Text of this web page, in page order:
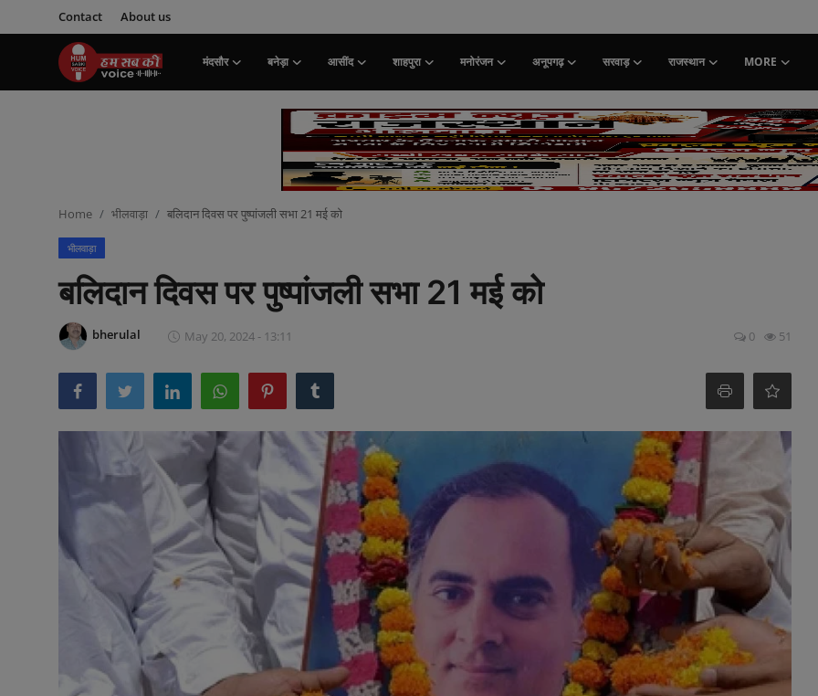
Contact About us
मंदसौर बनेड़ा आसींद शाहपुरा मनोरंजन अनूपगढ़ सरवाड़ राजस्थान MORE
Home भीलवाड़ा बलिदान दिवस पर पुष्पांजली सभा 21 मई को
भीलवाड़ा
बलिदान दिवस पर पुष्पांजली सभा 21 मई को
bherulal May 20, 2024 - 13:11 0 51